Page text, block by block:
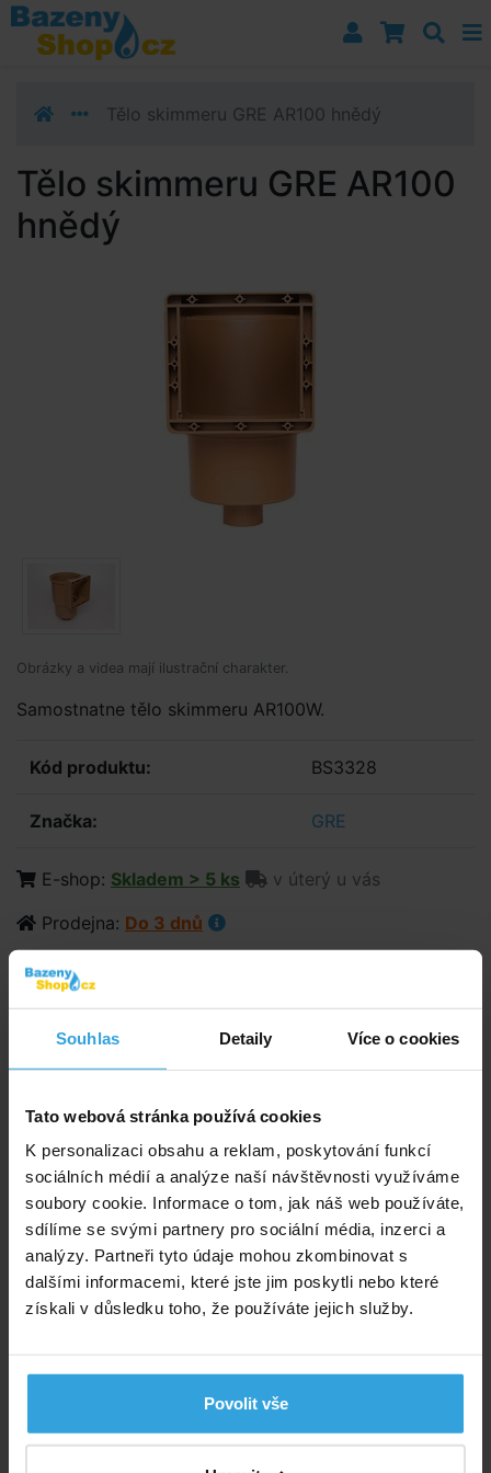
Souhlas Detaily Více o cookies
Tato webová stránka používá cookies
K personalizaci obsahu a reklam, poskytování funkcí
sociálních médií a analýze naší návštěvnosti využíváme
soubory cookie. Informace o tom, jak náš web používáte,
sdílíme se svými partnery pro sociální média, inzerci a
analýzy. Partneři tyto údaje mohou zkombinovat s
dalšími informacemi, které jste jim poskytli nebo které
získali v důsledku toho, že používáte jejich služby.
Povolit vše
Přejít k navigaci
Přejít na obsah
Přejít k postrannímu sloupci
Tělo skimmeru GRE AR100 hnědý
Tělo skimmeru GRE AR100
hnědý
Obrázky a videa mají ilustrační charakter.
Samostnatne tělo skimmeru AR100W.
Kód produktu: BS3328
Značka: GRE
E-shop: Skladem > 5 ks
v úterý u vás
Prodejna: Do 3 dnů
355,37 Kč bez DPH
Zeptej se prodavače
Podrobný popis
Podrobný popis
Pouze náhradní samostatné tělo skimmeru GRE
AR100W je dodáváno bez jednotlivých součástí (dílů)
skimmeru.
Poradíme vám!